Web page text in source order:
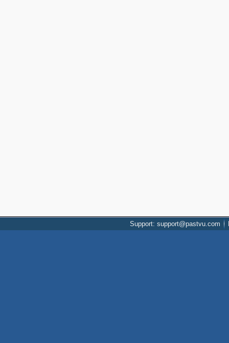
Support: support@pastvu.com